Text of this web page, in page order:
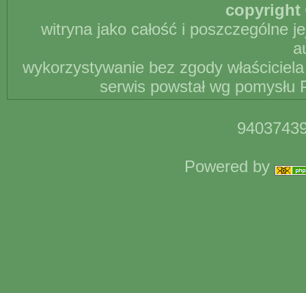
copyright
witryna jako całość i poszczególne
wykorzystywanie bez zgody
serwis powstał wg
Powered by